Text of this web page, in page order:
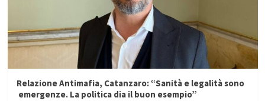
Relazione Antimafia, Catanzaro: “Sanità e legalità sono
emergenze. La politica dia il buon esempio”